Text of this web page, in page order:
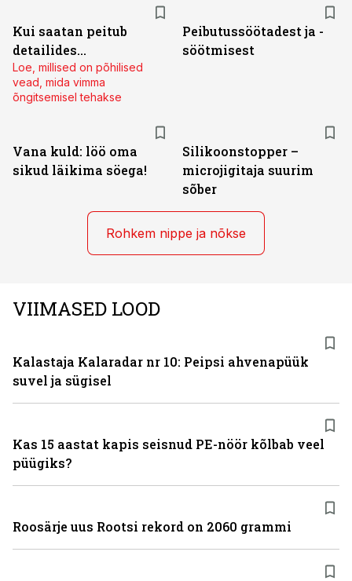
Kui saatan peitub
detailides...
Loe, millised on põhilised
vead, mida vimma
õngitsemisel tehakse
Peibutussöötadest ja -
söötmisest
Vana kuld: löö oma
sikud läikima söega!
Silikoonstopper –
microjigitaja suurim
sõber
Rohkem nippe ja nõkse
VIIMASED LOOD
Kalastaja Kalaradar nr 10: Peipsi ahvenapüük
suvel ja sügisel
Kas 15 aastat kapis seisnud PE-nöör kõlbab veel
püügiks?
Roosärje uus Rootsi rekord on 2060 grammi